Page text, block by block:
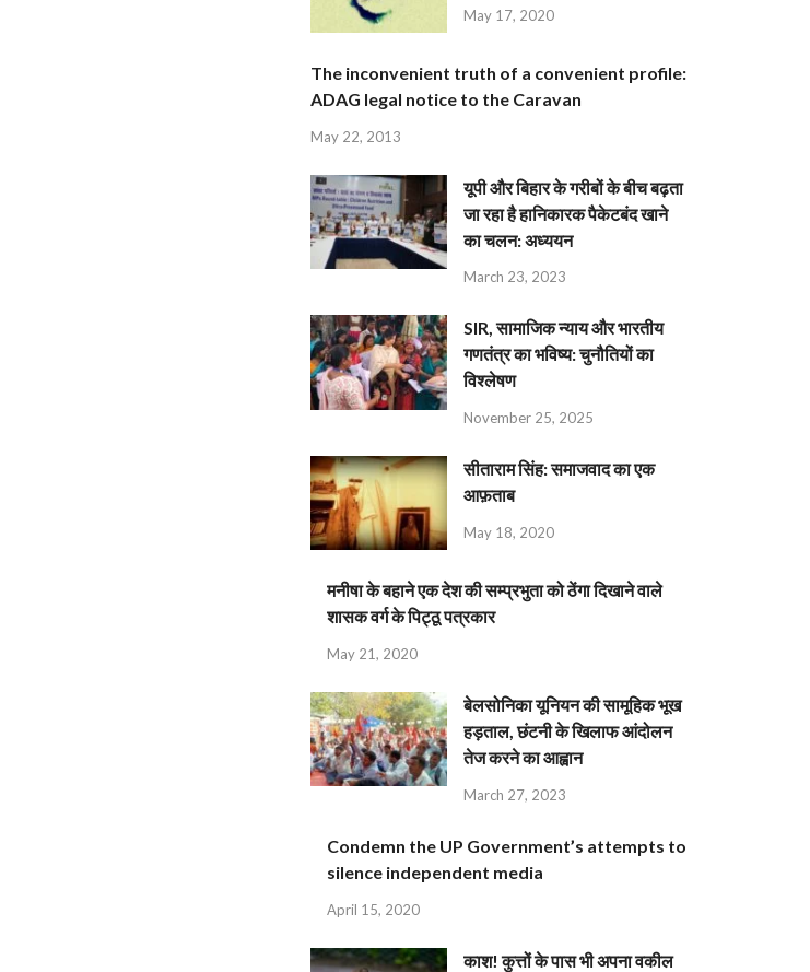
May 17, 2020
The inconvenient truth of a convenient profile:
ADAG legal notice to the Caravan
May 22, 2013
यूपी और बिहार के गरीबों के बीच बढ़ता
जा रहा है हानिकारक पैकेटबंद खाने
का चलन: अध्ययन
March 23, 2023
SIR, सामाजिक न्याय और भारतीय
गणतंत्र का भविष्य: चुनौतियों का
विश्लेषण
November 25, 2025
सीताराम सिंह: समाजवाद का एक
आफ़ताब
May 18, 2020
मनीषा के बहाने एक देश की सम्प्रभुता को ठेंगा दिखाने वाले
शासक वर्ग के पिट्ठू पत्रकार
May 21, 2020
बेलसोनिका यूनियन की सामूहिक भूख
हड़ताल, छंटनी के खिलाफ आंदोलन
तेज करने का आह्वान
March 27, 2023
Condemn the UP Government’s attempts to
silence independent media
April 15, 2020
काश! कुत्तों के पास भी अपना वकील